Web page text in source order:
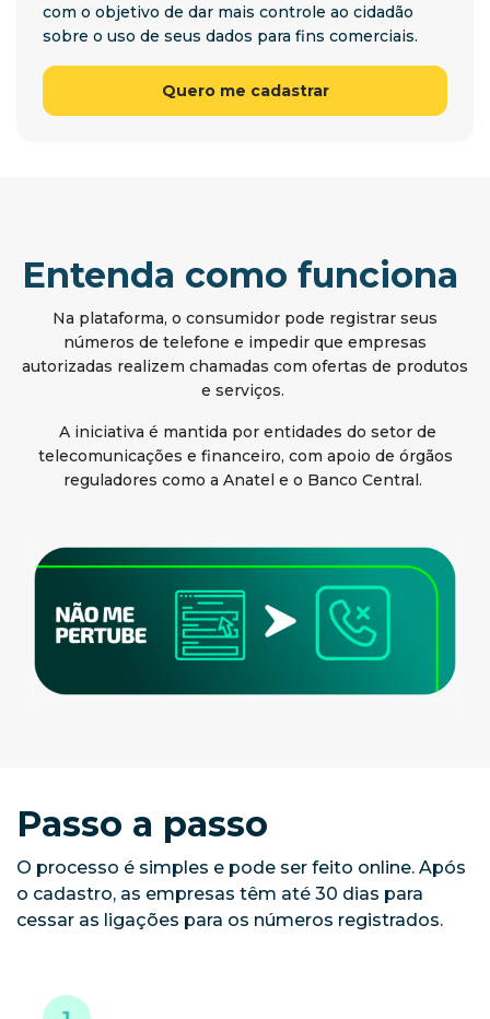
com o objetivo de dar mais controle ao cidadão
sobre o uso de seus dados para fins comerciais.
Quero me cadastrar
Entenda como funciona
Na plataforma, o consumidor pode registrar seus
números de telefone e impedir que empresas
autorizadas realizem chamadas com ofertas de produtos
e serviços.
A iniciativa é mantida por entidades do setor de
telecomunicações e financeiro, com apoio de órgãos
reguladores como a Anatel e o Banco Central.
Passo a passo
O processo é simples e pode ser feito online. Após
o cadastro, as empresas têm até 30 dias para
cessar as ligações para os números registrados.